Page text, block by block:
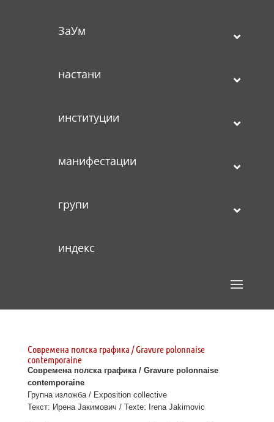
ЗаУм
настани
институции
манифестации
групи
индекс
Современа полска графика / Gravure polonnaise
contemporaine
Современа полска графика / Gravure polonnaise
contemporaine
Групна изложба / Exposition collective
Текст: Ирена Јакимович / Texte: Irena Jakimovic